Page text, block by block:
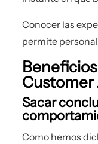
Conocer las
permite
Customer
Sacar
Como hemos